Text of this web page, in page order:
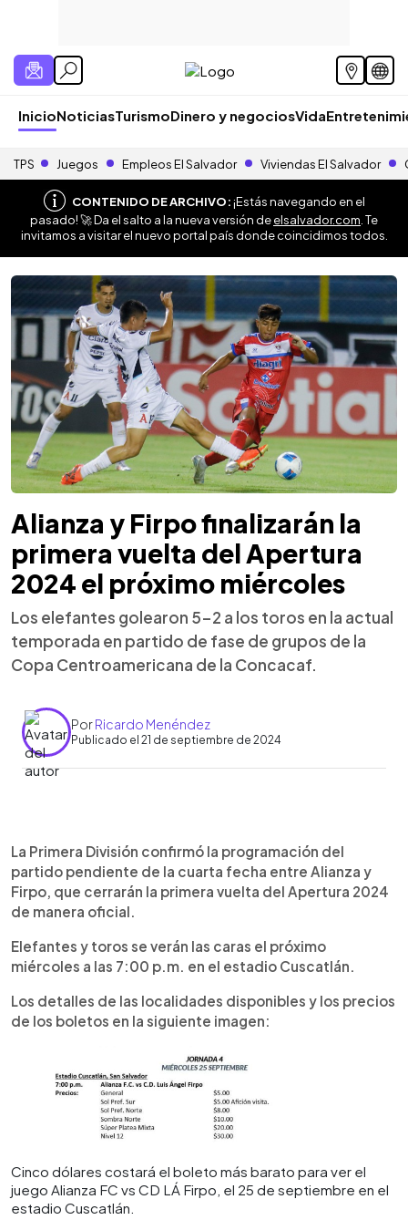
InicioNoticiasTurismoDinero y negociosVida
TPS Juegos Empleos El Salvador Viviendas El Salvador
CONTENIDO DE ARCHIVO:¡Estás navegando en el
pasado! 🚀 Da el salto a la nueva versión deelsalvador.com . Te
invitamos a visitar el nuevo portal país donde coincidimos todos.
Alianza y Firpo finalizarán la
primera vuelta del Apertura
2024 el próximo miércoles
Los elefantes golearon 5-2 a los toros en la actual
temporada en partido de fase de grupos de la
Copa Centroamericana de la Concacaf.
PorRicardo Menéndez
Publicado el 21 de septiembre de 2024
Escuchar artículo
La Primera División confirmó la programación del
partido pendiente de la cuarta fecha entre Alianza y
Firpo, que cerrarán la primera vuelta del Apertura 2024
de manera oficial.
Elefantes y toros se verán las caras el próximo
miércoles a las 7:00 p.m. en el estadio Cuscatlán.
Los detalles de las localidades disponibles y los precios
de los boletos en la siguiente imagen:
Cinco dólares costará el boleto más barato para ver el
juego Alianza FC vs CD LÁ Firpo, el 25 de septiembre en el
estadio Cuscatlán.